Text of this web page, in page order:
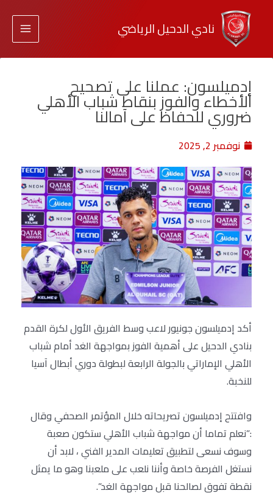
نادي الدحيل الرياضي
إدميلسون: عملنا على تصحيح
الأخطاء والفوز بنقاط شباب الأهلي
ضروري للحفاظ على آمالنا
نوفمبر 2, 2025
أكد إدميلسون جونيور لاعب وسط الفريق الأول لكرة القدم
بنادي الدحيل على أهمية الفوز بمواجهة الغد أمام شباب
الأهلي الإماراتي بالجولة الرابعة لبطولة دوري أبطال آسيا
للنخبة.
وافتتح إدميلسون تصريحاته خلال المؤتمر الصحفي وقال
:”نعلم تماما أن مواجهة شباب الأهلي ستكون صعبة
وسوف نسعى لتطبيق تعليمات المدير الفني ، لابد أن
نستغل الفرصة خاصة وأننا نلعب على ملعبنا وهو ما يمثل
نقطة تفوق لصالحنا قبل مواجهة الغد”.